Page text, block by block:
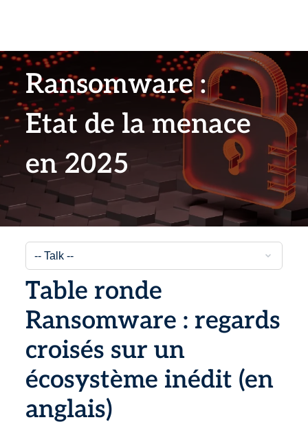
Ransomware :
Etat de la menace
en 2025
Table ronde
Ransomware : regards
croisés sur un
écosystème inédit (en
anglais)